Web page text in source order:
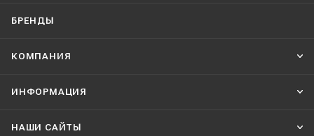
БРЕНДЫ
КОМПАНИЯ
ИНФОРМАЦИЯ
НАШИ CАЙТЫ